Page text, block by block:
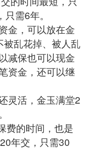
需6年。
金，可以放在金
乱花掉、被人乱
减保也可以现金
资金，还可以继
灵活，金玉满堂2
费的时间，也是
年交，只需30